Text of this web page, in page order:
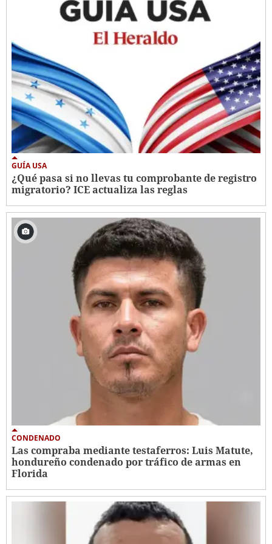
GUÍA USA
¿Qué pasa si no llevas tu comprobante de registro
migratorio? ICE actualiza las reglas
CONDENADO
Las compraba mediante testaferros: Luis Matute,
hondureño condenado por tráfico de armas en
Florida